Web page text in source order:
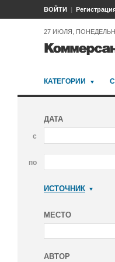
ВОЙТИ
27 ИЮЛЯ,
КАТЕГОРИИ
ДАТА
с
по
ИСТОЧНИК
МЕСТО
АВТОР